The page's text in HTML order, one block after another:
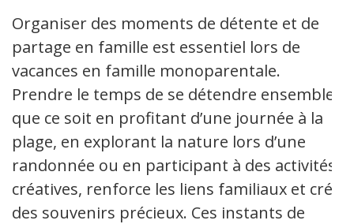
Organiser des moments de détente et de
partage en famille est essentiel lors de
vacances en famille monoparentale.
Prendre le temps de se détendre ensemble,
que ce soit en profitant d’une journée à la
plage, en explorant la nature lors d’une
randonnée ou en participant à des activités
créatives, renforce les liens familiaux et crée
des souvenirs précieux. Ces instants de